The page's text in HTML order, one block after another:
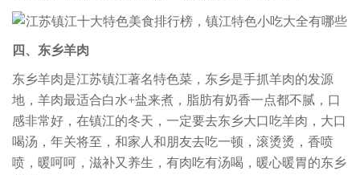
四、东乡羊肉
东乡羊肉是江苏镇江著名特色菜，东乡是手抓羊肉的发源
地，羊肉最适合白水+盐来煮，脂肪有奶香一点都不腻，口
感非常好，在镇江的冬天，一定要去东乡大口吃羊肉，大口
喝汤，年关将至，和家人和朋友去吃一顿，滚烫烫，香喷
喷，暖呵呵，滋补又养生，有肉吃有汤喝，暖心暖胃的东乡